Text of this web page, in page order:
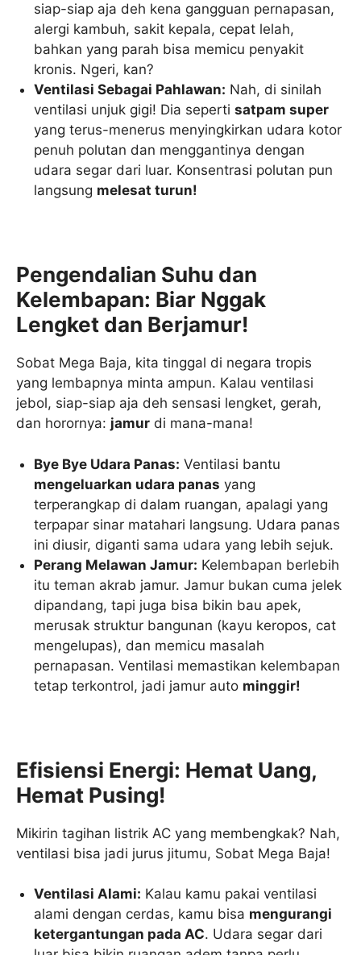
siap-siap aja deh kena gangguan pernapasan,
alergi kambuh, sakit kepala, cepat lelah,
bahkan yang parah bisa memicu penyakit
kronis. Ngeri, kan?
Ventilasi Sebagai Pahlawan: Nah, di sinilah
ventilasi unjuk gigi! Dia sepertisatpam super
yang terus-menerus menyingkirkan udara kotor
penuh polutan dan menggantinya dengan
udara segar dari luar. Konsentrasi polutan pun
langsung melesat turun!
Pengendalian Suhu dan
Kelembapan: Biar Nggak
Lengket dan Berjamur!
Sobat Mega Baja, kita tinggal di negara tropis
yang lembapnya minta ampun. Kalau ventilasi
jebol, siap-siap aja deh sensasi lengket, gerah,
dan horornya: jamur di mana-mana!
Bye Bye Udara Panas: Ventilasi bantu
mengeluarkan udara panas yang
terperangkap di dalam ruangan, apalagi yang
terpapar sinar matahari langsung. Udara panas
ini diusir, diganti sama udara yang lebih sejuk.
Perang Melawan Jamur: Kelembapan berlebih
itu teman akrab jamur. Jamur bukan cuma jelek
dipandang, tapi juga bisa bikin bau apek,
merusak struktur bangunan (kayu keropos, cat
mengelupas), dan memicu masalah
pernapasan. Ventilasi memastikan kelembapan
tetap terkontrol, jadi jamur auto minggir!
Efisiensi Energi: Hemat Uang,
Hemat Pusing!
Mikirin tagihan listrik AC yang membengkak? Nah,
ventilasi bisa jadi jurus jitumu, Sobat Mega Baja!
Ventilasi Alami: Kalau kamu pakai ventilasi
alami dengan cerdas, kamu bisa mengurangi
ketergantungan pada AC. Udara segar dari